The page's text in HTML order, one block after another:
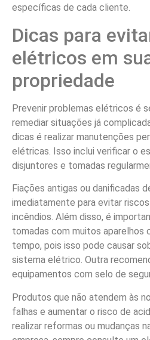
específicas de cada cliente.
Dicas para
elétricos em
propriedade
Prevenir problemas elétricos é
remediar situações já
dicas é realizar manutenções
elétricas. Isso inclui verificar o
disjuntores e tomadas
Fiações antigas ou danificadas
imediatamente para evitar
incêndios. Além disso, é
tomadas com muitos aparelhos
tempo, pois isso pode causar
sistema elétrico. Outra
equipamentos com selo de
Produtos que não atendem às
falhas e aumentar o risco de
realizar reformas ou mudanças